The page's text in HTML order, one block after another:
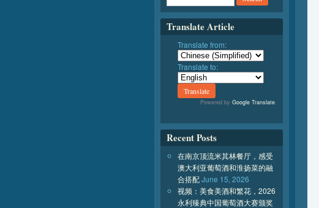
Translate Article
Translate from:
Translate to:
Powered by Google Translate.
Recent Posts
在南京顶流米其林餐厅，感受
澳大利亚葡萄酒和淮扬菜的融
合搭配June 15, 2026
视频：美食美酒和繁花，2026
永利臻典中国葡萄酒大赛颁奖